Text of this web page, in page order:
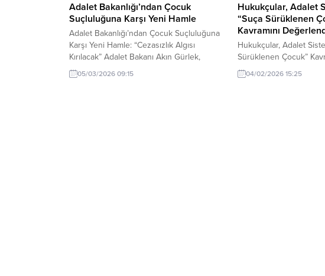
Adalet Bakanlığı’ndan Çocuk
Suçluluğuna Karşı Yeni Hamle
Adalet Bakanlığı’ndan Çocuk Suçluluğuna
Karşı Yeni Hamle: “Cezasızlık Algısı
Kırılacak” Adalet Bakanı Akın Gürlek,
TBMM Adalet Komisyonu üyeleriyle iftar
programında yaptığı açıklamada, suça
05/03/2026 09:15
Hukukçular, Adalet
“Suça Sürüklenen
Kavramını
Hukukçular, Adalet
Sürüklenen Çocuk”
Değerlendirdi Son
sürüklenen çocuk
04/02/2026 15:25